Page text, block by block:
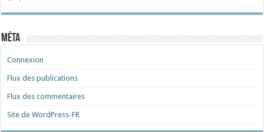
Méta
Connexion
Flux des publications
Flux des commentaires
Site de WordPress-FR